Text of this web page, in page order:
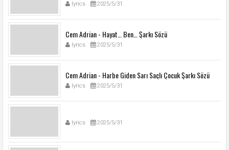
lyrics 2025/5/31
Cem Adrian - Hayat… Ben… Şarkı Sözü
lyrics 2025/5/31
Cem Adrian - Harbe Giden Sarı Saçlı Çocuk Şarkı Sözü
lyrics 2025/5/31
lyrics 2025/5/31